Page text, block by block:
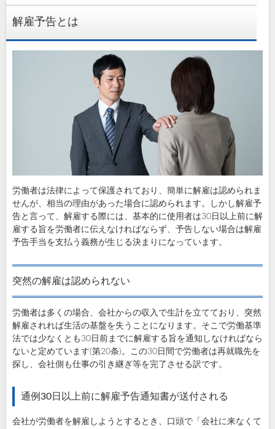
解雇予告とは
労働者は法律によって保護されており、簡単に解雇は認められま
せんが、相当の理由があった場合に認められます。しかし解雇予
告と言って、解雇する際には、基本的に使用者は30日以上前に解
雇する旨を労働者に伝えなければならず、予告しない場合は解雇
予告手当を支払う義務が生じる決まりになっています。
突然の解雇は認められない
労働者は多くの場合、会社からの収入で生計を立てており、突然
解雇されれば生活の基盤を失うことになります。そこで労働基準
法では少なくとも30日前までに解雇する旨を通知しなければなら
ないと定めています(第20条)。この30日間で労働者は再就職先を
探し、会社側も仕事の引き継ぎ等を完了させる訳です。
通例30日以上前に解雇予告通知書が送付される
会社が労働者を解雇しようとするとき、口頭で「会社に来なくて